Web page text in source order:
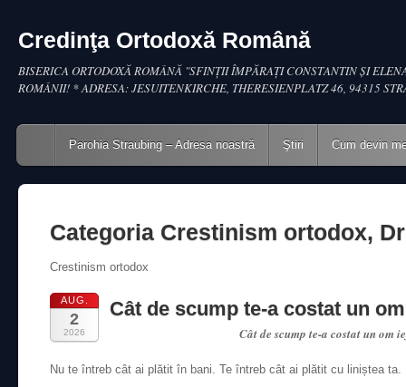
Credinţa Ortodoxă Română
BISERICA ORTODOXĂ ROMÂNĂ "SFINŢII ÎMPĂRAŢI CONSTANTIN ŞI
ROMÂNII! * ADRESA: JESUITENKIRCHE, THERESIENPLATZ 46, 94315
Main menu
Skip to content
Parohia Straubing – Adresa noastră Ştiri Cum devin
Categoria Crestinism ortodox,
Crestinism ortodox
AUG.
2
2026
Cât de scump te-a costat un
Cât de scump te-a costat un om
Nu te întreb cât ai plătit în bani. Te întreb cât ai plătit cu liniștea ta.